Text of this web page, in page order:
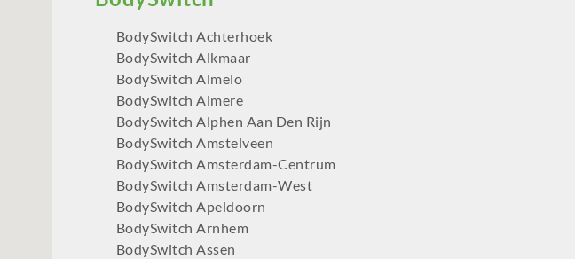
BodySwitch Achterhoek
BodySwitch Alkmaar
BodySwitch Almelo
BodySwitch Almere
BodySwitch Alphen Aan Den Rijn
BodySwitch Amstelveen
BodySwitch Amsterdam-Centrum
BodySwitch Amsterdam-West
BodySwitch Apeldoorn
BodySwitch Arnhem
BodySwitch Assen